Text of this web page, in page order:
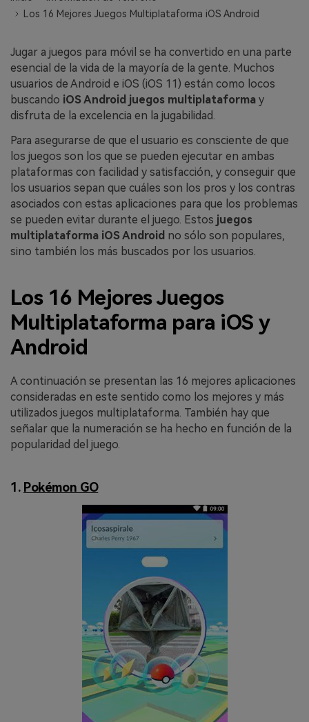
WhatsApp.
Transferencia de Datos de un
Celular a Otro
Transfiere contactos, fotos, música,
videos, SMS y otros tipos de
archivos de un teléfono a otro y a la
Apps
Mutsapper (Alias: Wutsapper)
Transfiere datos de WhatsApp y
WhatsApp Business sin restablecer los
MobileTrans App
Transfiere datos del teléfono, de
Welastseen
WeLastseen te tiene al tanto de todo
en WhatsApp.
Los 16 Mejores Juegos Multiplataforma iOS Android
Jugar a juegos para móvil se ha convertido en una parte
esencial de la vida de la mayoría de la gente. Muchos
usuarios de Android e iOS (iOS 11) están como locos
buscando iOS Android juegos multiplataforma y
disfruta de la excelencia en la jugabilidad.
Para asegurarse de que el usuario es consciente de que
los juegos son los que se pueden ejecutar en ambas
plataformas con facilidad y satisfacción, y conseguir que
los usuarios sepan que cuáles son los pros y los contras
asociados con estas aplicaciones para que los problemas
se pueden evitar durante el juego. Estos juegos
multiplataforma iOS Android no sólo son populares,
sino también los más buscados por los usuarios.
Los 16 Mejores Juegos
Multiplataforma para iOS y
Android
A continuación se presentan las 16 mejores aplicaciones
consideradas en este sentido como los mejores y más
utilizados juegos multiplataforma. También hay que
señalar que la numeración se ha hecho en función de la
popularidad del juego.
1. Pokémon GO